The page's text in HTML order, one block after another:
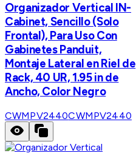
Organizador Vertical IN-
Cabinet, Sencillo (Solo
Frontal), Para Uso Con
Gabinetes Panduit,
Montaje Lateral en Riel de
Rack, 40 UR, 1.95 in de
Ancho, Color Negro
CWMPV2440CWMPV2440